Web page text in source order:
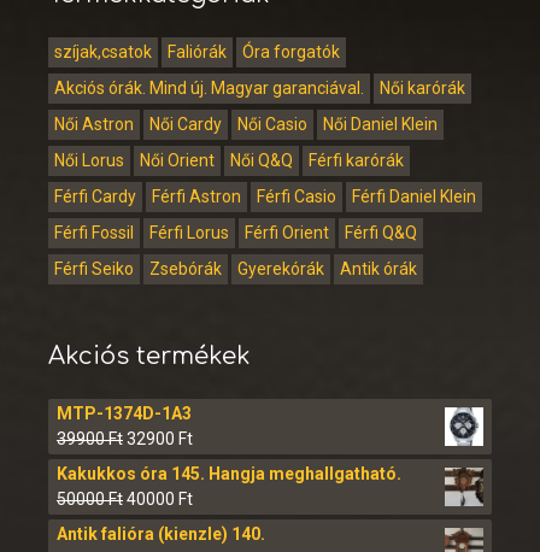
szíjak,csatok Faliórák
Óra forgatók
Akciós órák. Mind új. Magyar garanciával.
Női karórák
Női Astron
Női Cardy Női Casio
Női Daniel Klein
Női Lorus
Női Orient Női Q&Q
Férfi karórák
Férfi Cardy
Férfi Astron Férfi Casio
Férfi Daniel Klein
Férfi Fossil
Férfi Lorus Férfi Orient
Férfi Q&Q
Férfi Seiko
Zsebórák Gyerekórák Antik órák
Akciós termékek
MTP-1374D-1A3
39900Ft32900 Ft
Kakukkos óra 145. Hangja meghallgatható.
50000Ft40000 Ft
Antik falióra (kienzle) 140.